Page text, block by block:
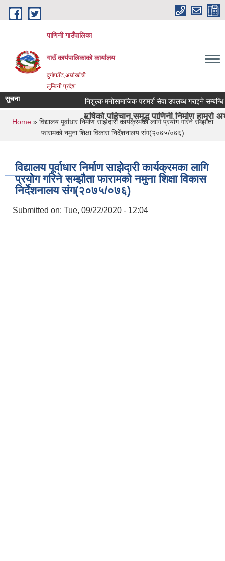
Skip to main content
पाणिनी गाउँपालिका
गाउँ कार्यपालिकाको कार्यालय
दुर्गाफाँट,अर्घाखाँची
लुम्बिनी प्रदेश
दुर्वाशा ऋषिको पहिचान,समृद्ध पाणिनी निर्माण हाम्रो अभीयान"।
सुचना निशुल्क मनोसामाजिक परामर्श सेवा उपलब्ध गराइने सम्बन्धि सूचना
You are here
Home» विद्यालय पूर्वाधार निर्माण साझेदारी कार्यक्रमका लागि प्रयोग गरिने सम्झौता
फारामको नमुना शिक्षा विकास निर्देशनालय संग(२०७५/०७६)
विद्यालय पूर्वाधार निर्माण साझेदारी कार्यक्रमका लागि
प्रयोग गरिने सम्झौता फारामको नमुना शिक्षा विकास
निर्देशनालय संग(२०७५/०७६)
Submitted on: Tue, 09/22/2020 - 12:04